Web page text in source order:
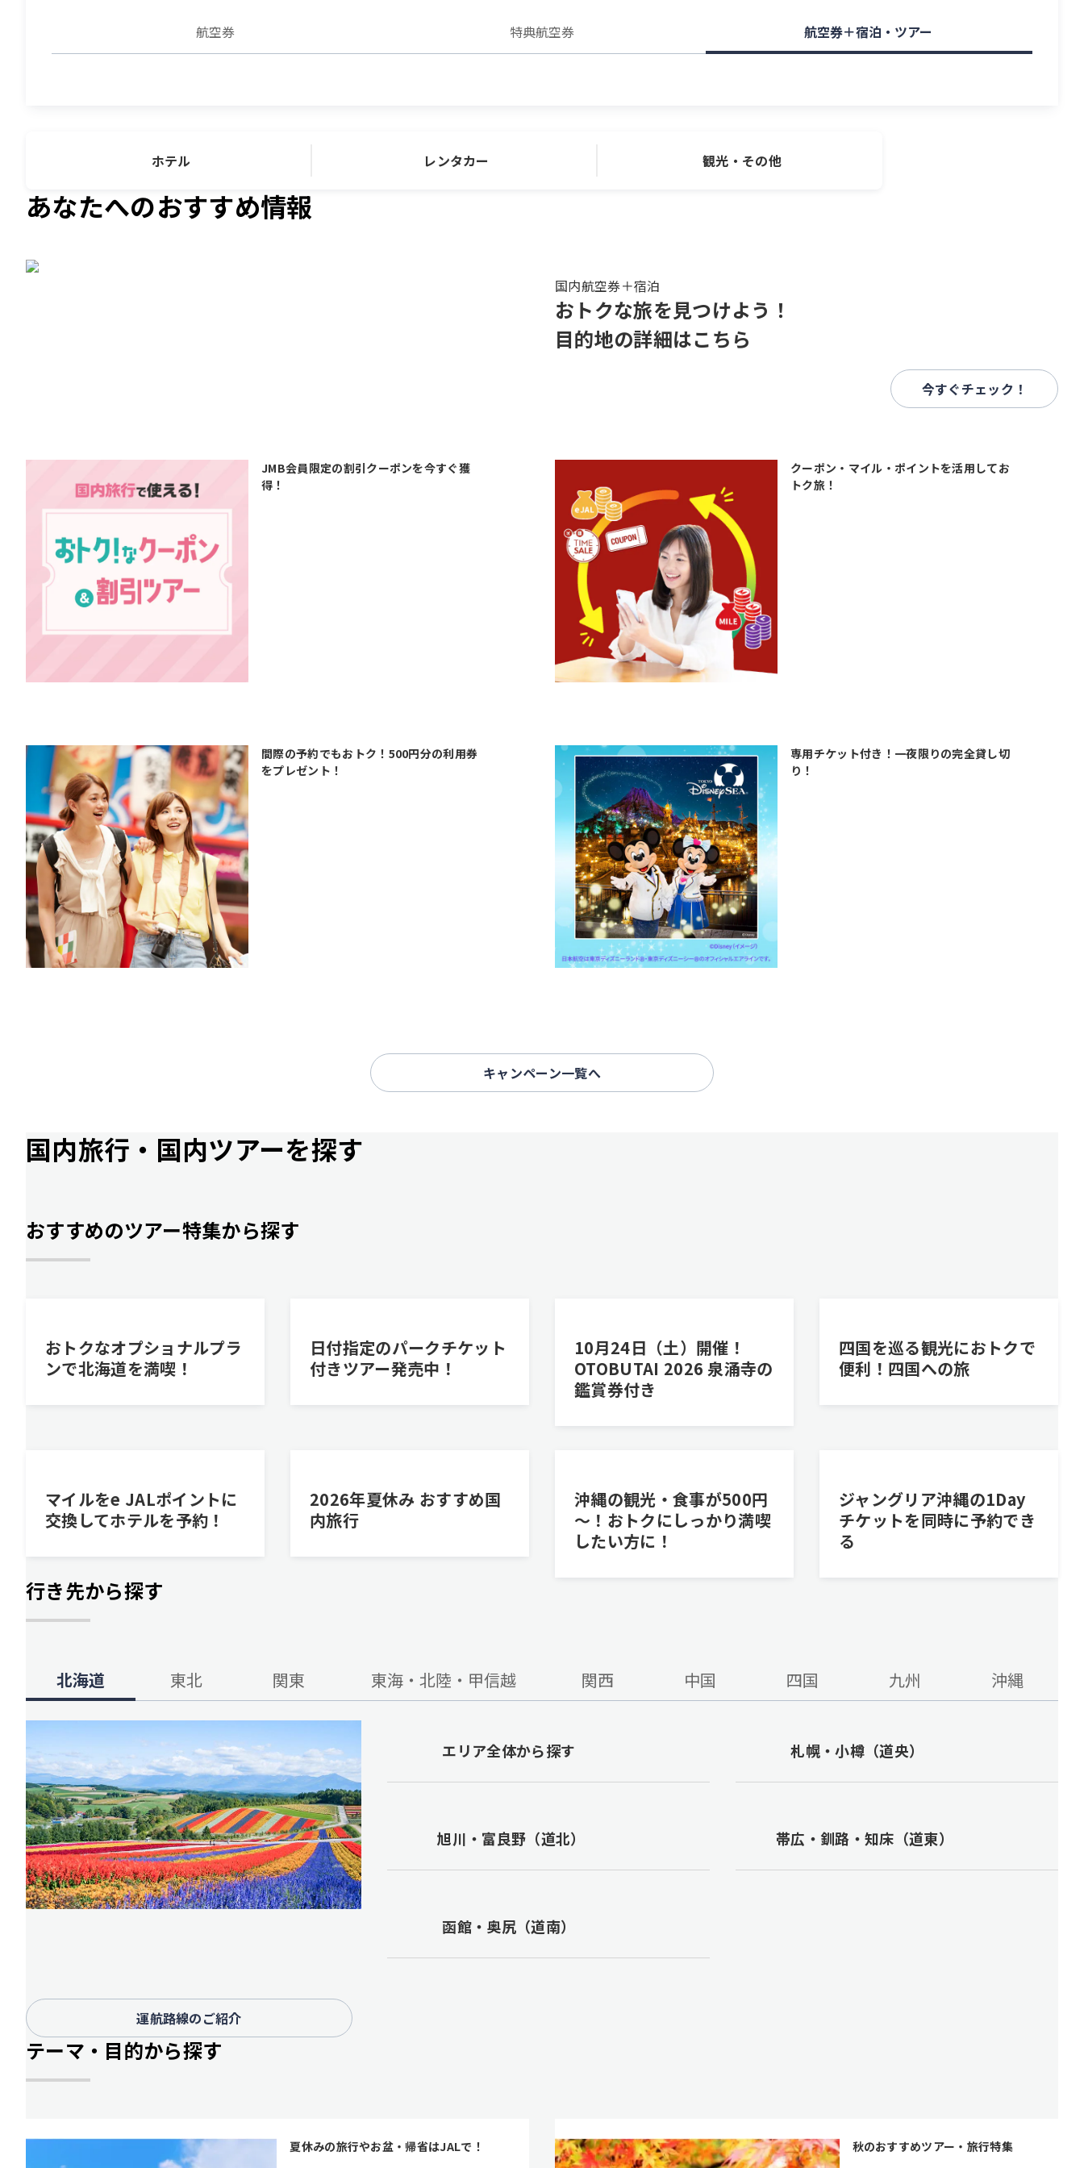
航空券 特典航空券 航空券＋宿泊・ツアー
ホテル レンタカー 観光・その他
あなたへのおすすめ情報
国内航空券＋宿泊
おトクな旅を見つけよう！
目的地の詳細はこちら
今すぐチェック！
JMB会員限定の割引クーポンを今すぐ獲
得！
クーポン・マイル・ポイントを活用してお
トク旅！
間際の予約でもおトク！500円分の利用券
をプレゼント！
専用チケット付き！一夜限りの完全貸し切
り！
キャンペーン一覧へ
国内旅行・国内ツアーを探す
おすすめのツアー特集から探す
おトクなオプショナルプラ
ンで北海道を満喫！
日付指定のパークチケット
付きツアー発売中！
10月24日（土）開催！
OTOBUTAI 2026 泉涌寺の
鑑賞券付き
四国を巡る観光におトクで
便利！四国への旅
マイルをe JALポイントに
交換してホテルを予約！
2026年夏休み おすすめ国
内旅行
沖縄の観光・食事が500円
～！おトクにしっかり満喫
したい方に！
ジャングリア沖縄の1Day
チケットを同時に予約でき
る
行き先から探す
北海道 東北 関東 東海・北陸・甲信越 関西 中国 四国 九州 沖縄
エリア全体から探す 札幌・小樽（道央）
旭川・富良野（道北） 帯広・釧路・知床（道東）
函館・奥尻（道南）
運航路線のご紹介
テーマ・目的から探す
夏休みの旅行やお盆・帰省はJALで！ 秋のおすすめツアー・旅行特集